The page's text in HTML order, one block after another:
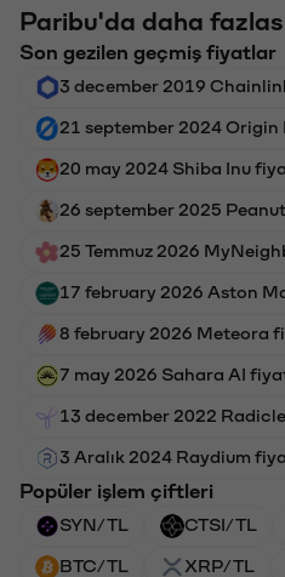
Paribu'da daha
Son gezilen geçmiş fiyatlar
3 december 2019
21 september 2024
20 may 2024 Shiba Inu
26 september 2025
25 Temmuz 2026
17 february 2026 Aston
8 february 2026 Meteora
7 may 2026 Sahara AI
13 december 2022
3 Aralık 2024 Raydium
Popüler işlem çiftleri
SYN/TL CTSI/TL
BTC/TL XRP/TL